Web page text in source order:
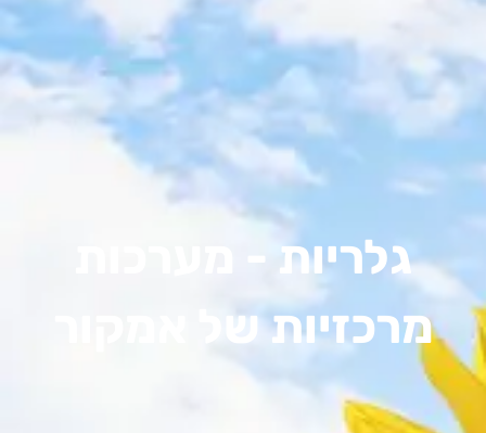
גלריות - מערכות
מרכזיות של אמקור